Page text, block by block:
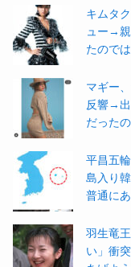
キムタ
ュー→
たので
マギー
反響→
だったの
平昌五
島入り
普通に
羽生竜
い」衝